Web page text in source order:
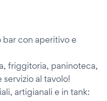
bar con aperitivo e
friggitoria, paninoteca,
al tavolo!
artigianali e in tank: